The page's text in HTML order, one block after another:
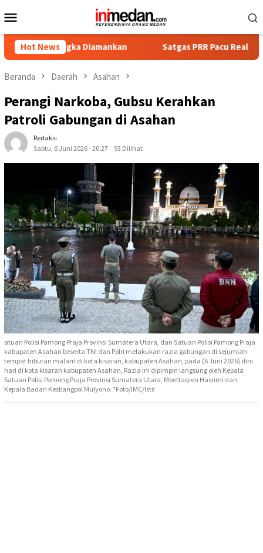
ke
Mobile
Hot News
Diamankan Satgas PRR Pacu Realisasi Tambahan
Beranda Daerah Asahan
Perangi Narkoba, Gubsu Kerahkan
Patroli Gabungan di Asahan
Redaksi
Sabtu, 6 Juni 2026 - 20:27
93 Dilihat
atuan Polisi Pamong Praja Provinsi Sumatera Utara, dan Satuan Polisi Pamong Praja
kabupaten Asahan beserta TNI dan Polri melakukan razia gabungan di sejumlah
tempat hiburan malam di kota kisaran, kabupaten Asahan, pada (6 Juni 2026) dini
hari di kota kisaran kabupaten Asahan, Razia ini dipimpin langsung oleh Kepala
Satuan Polisi Pamong Praja Provinsi Sumatera Utara, Moettaqien Hasrimi dan
Kepala Badan Kesbangpol Mulyono. *Foto/IMC/Ist#